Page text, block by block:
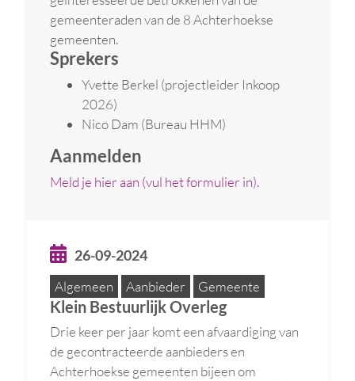
gemeenteraden van de 8 Achterhoekse
gemeenten.
Sprekers
Yvette Berkel (projectleider Inkoop
2026)
Nico Dam (Bureau HHM)
Aanmelden
Meld je hier aan (vul het formulier in).
26-09-2024
Algemeen Aanbieder Gemeente
Klein Bestuurlijk Overleg
Drie keer per jaar komt een afvaardiging van
de gecontracteerde aanbieders en
Achterhoekse gemeenten bijeen om